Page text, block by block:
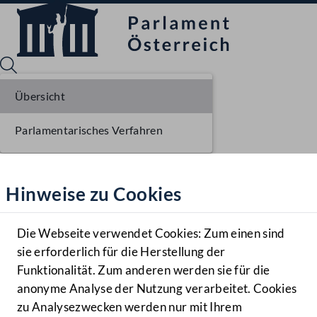
Hilfe
Benutzer
Navigationsmenü öffnen
MENÜ
Hinweise zu Cookies
Die Webseite verwendet Cookies: Zum einen sind
sie erforderlich für die Herstellung der
Funktionalität. Zum anderen werden sie für die
anonyme Analyse der Nutzung verarbeitet. Cookies
zu Analysezwecken werden nur mit Ihrem
Übersicht
Parlamentarisches Verfahren